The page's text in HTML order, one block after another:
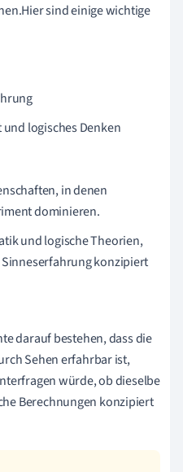
sind einige wichtige
logisches Denken
in denen
dominieren.
und logische Theorien,
konzipiert
darauf bestehen, dass die
Sehen erfahrbar ist,
würde, ob dieselbe
Berechnungen konzipiert